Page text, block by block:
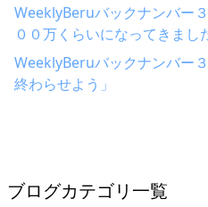
WeeklyBeruバックナンバー
００万くらいになってきまし
WeeklyBeruバックナンバー
終わらせよう」
ブログカテゴリ一覧